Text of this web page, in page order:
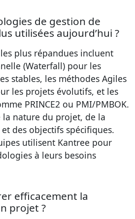
de gestion de
utilisées aujourd’hui ?
plus répandues incluent
(Waterfall) pour les
stables, les méthodes Agiles
les projets évolutifs, et les
PRINCE2 ou PMI/PMBOK.
la nature du projet, de la
des objectifs spécifiques.
utilisent Kantree pour
à leurs besoins
efficacement la
projet ?